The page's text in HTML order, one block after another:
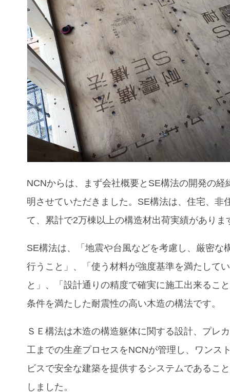
NCNからは、まず会社概要と SE構法の開発の経
明させていただきました。 SE構法は、住宅、非
て、累計で2万棟以上の構造材出荷実績がありま
SE構法は、「地震や台風などを考慮し、厳密な
行うこと」、「使う材料が強度基準を満たして
と」、「設計通りの精度で確実に施工出来るこ
条件を満たした耐震性の高い木造の構法です。
ＳＥ構法は木造の構造躯体に関する設計、プレ
工までの生産プロセスをNCNが管理し、ワンス
ビスで安全な建築を提供するシステムであるこ
しました。